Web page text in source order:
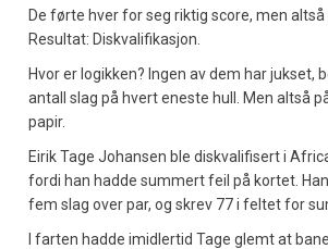
De førte hver for seg riktig score, men altså
Resultat: Diskvalifikasjon.
Hvor er logikken? Ingen av dem har jukset,
antall slag på hvert eneste hull. Men altså
papir.
Eirik Tage Johansen ble diskvalifisert i
fordi han hadde summert feil på kortet.
fem slag over par, og skrev 77 i feltet for
I farten hadde imidlertid Tage glemt at